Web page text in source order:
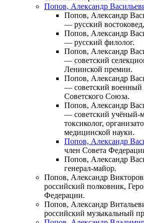
Попов, Александр
Попов, Александр
— русский
Попов, Александр
— русский филолог.
Попов, Александр
— советский
Ленинской премии.
Попов, Александр
— советский военный
Советского Союза.
Попов, Александр
— советский учёный-
токсиколог,
медицинской науки.
Попов, Александр
член Совета
Попов, Александр
генерал-майор.
Попов, Александр
российский полковник,
Федерации.
Попов, Александр
российский музыкальный